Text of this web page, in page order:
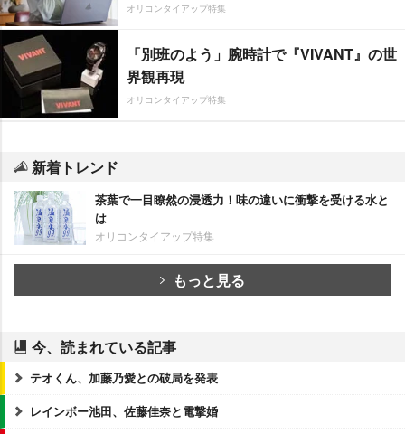
オリコンタイアップ特集
「別班のよう」腕時計で『VIVANT』の世
界観再現
オリコンタイアップ特集
新着トレンド
茶葉で一目瞭然の浸透力！味の違いに衝撃を受ける水と
は
オリコンタイアップ特集
もっと見る
今、読まれている記事
テオくん、加藤乃愛との破局を発表
レインボー池田、佐藤佳奈と電撃婚